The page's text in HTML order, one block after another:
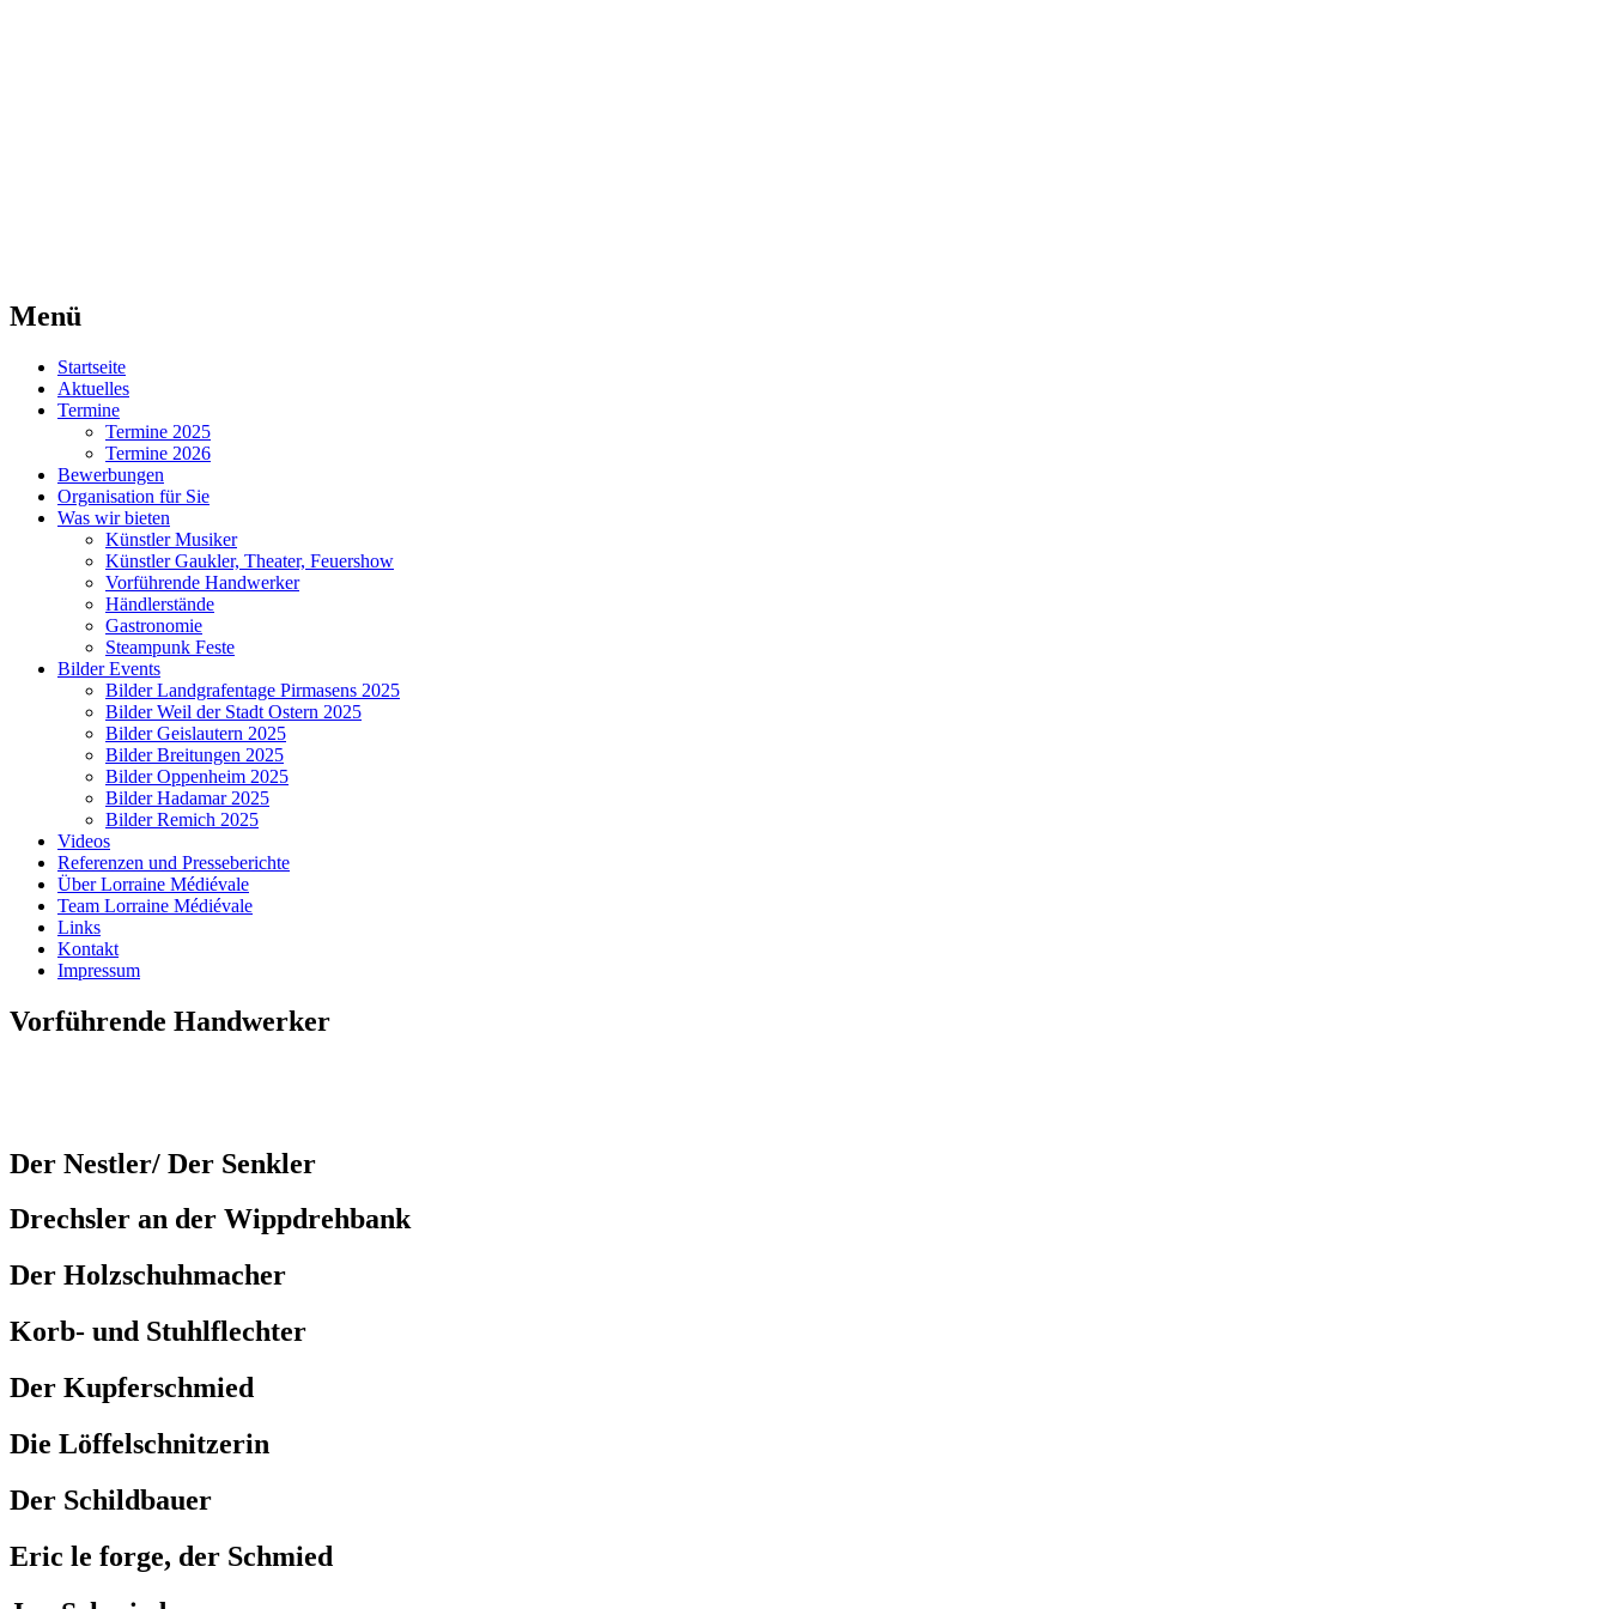
Menü
Zum
Inhalt
springen
Startseite
Aktuelles
Termine
Termine 2025
Termine 2026
Bewerbungen
Organisation für Sie
Was wir bieten
Künstler Musiker
Künstler Gaukler, Theater, Feuershow
Vorführende Handwerker
Händlerstände
Gastronomie
Steampunk Feste
Bilder Events
Bilder Landgrafentage Pirmasens 2025
Bilder Weil der Stadt Ostern 2025
Bilder Geislautern 2025
Bilder Breitungen 2025
Bilder Oppenheim 2025
Bilder Hadamar 2025
Bilder Remich 2025
Videos
Referenzen und Presseberichte
Über Lorraine Médiévale
Team Lorraine Médiévale
Links
Kontakt
Impressum
Vorführende Handwerker
Der Nestler/ Der Senkler
Drechsler an der Wippdrehbank
Der Holzschuhmacher
Korb- und Stuhlflechter
Der Kupferschmied
Die Löffelschnitzerin
Der Schildbauer
Eric le forge, der Schmied